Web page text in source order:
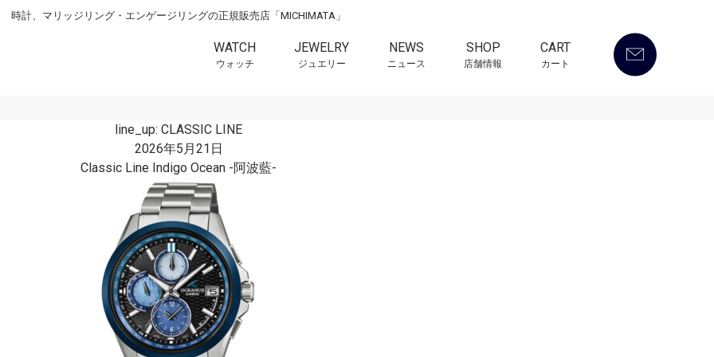
時計、マリッジリング・エンゲージリングの正規販売店「MICHIMATA」
WATCH
ウォッチ
JEWELRY
ジュエリー
NEWS
ニュース
SHOP
店舗情報
CART
カート
line_up: CLASSIC LINE
2026年5月21日
Classic Line Indigo Ocean -阿波藍-